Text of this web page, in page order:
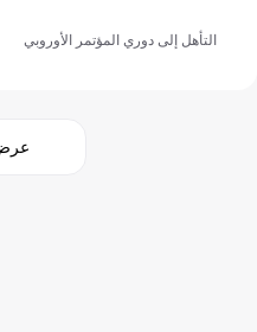
التأهل إلى دوري المؤتمر الأوروبي